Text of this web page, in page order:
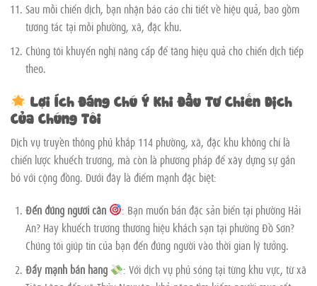
Sau mỗi chiến dịch, bạn nhận báo cáo chi tiết về hiệu quả, bao gồm
tương tác tại mỗi phường, xã, đặc khu.
Chúng tôi khuyến nghị nâng cấp để tăng hiệu quả cho chiến dịch tiếp
theo.
Lợi Ích Đáng Chú Ý Khi Đầu Tư Chiến Dịch
Của Chúng Tôi
Dịch vụ truyền thông phủ khắp 114 phường, xã, đặc khu không chỉ là
chiến lược khuếch trương, mà còn là phương pháp để xây dựng sự gắn
bó với cộng đồng. Dưới đây là điểm mạnh đặc biệt:
Đến đúng người cần
: Bạn muốn bán đặc sản biển tại phường Hải
An? Hay khuếch trương thương hiệu khách sạn tại phường Đồ Sơn?
Chúng tôi giúp tin của bạn đến đúng người vào thời gian lý tưởng.
Đẩy mạnh bán hàng
: Với dịch vụ phủ sóng tại từng khu vực, từ xã